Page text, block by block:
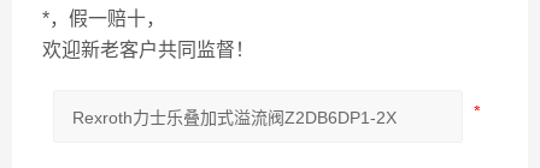
*，假一赔十，
欢迎新老客户共同监督！